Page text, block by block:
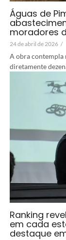
Águas de
moradores
24 de abril de 2026 /
A obra contempla
diretamente
Ranking
em cada
destaque